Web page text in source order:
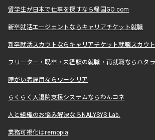
留学生が日本で仕事を探すなら帰国GO.com
新卒就活エージェントならキャリアチケット就職
新卒就活スカウトならキャリアチケット就職スカウト
フリーター・既卒・未経験の就職・再就職ならハタ
障がい者雇用ならワークリア
らくらく入退院支援システムならわんコネ
人と組織のお悩み解決ならNALYSYS Lab.
業務可視化はremopia